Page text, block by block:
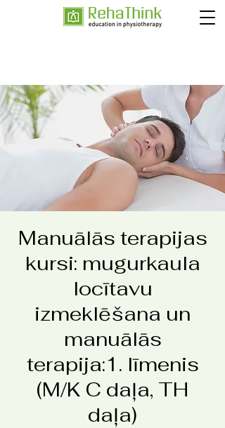
Manuālās terapijas
kursi: mugurkaula
locītavu
izmeklēšana un
manuālās
terapija:1. līmenis
(M/K C daļa, TH
daļa)